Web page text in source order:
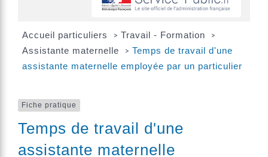
Accueil particuliers > Travail - Formation >
Assistante maternelle > Temps de travail d'une
assistante maternelle employée par un particulier
Fiche pratique
Temps de travail d'une
assistante maternelle